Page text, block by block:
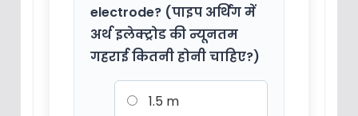
electrode? (पाइप अर्थिंग में
अर्थ इलेक्ट्रोड की न्यूनतम
गहराई कितनी होनी चाहिए?)
1.5 m